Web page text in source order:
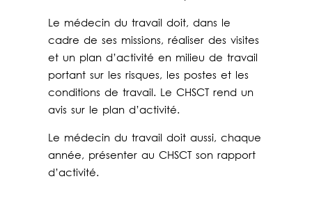
Le médecin du travail doit, dans le
cadre de ses missions, réaliser des visites
et un plan d’activité en milieu de travail
portant sur les risques, les postes et les
conditions de travail. Le CHSCT rend un
avis sur le plan d’activité.
Le médecin du travail doit aussi, chaque
année, présenter au CHSCT son rapport
d’activité.